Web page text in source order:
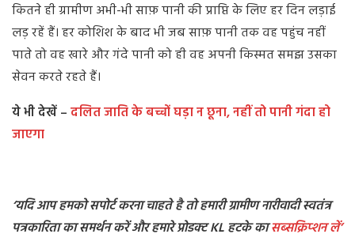
कितने ही ग्रामीण अभी-भी साफ़ पानी की प्राप्ति के लिए हर दिन लड़ाई
लड़ रहें हैं। हर कोशिश के बाद भी जब साफ़ पानी तक वह पहुंच नहीं
पाते तो वह खारे और गंदे पानी को ही वह अपनी किस्मत समझ उसका
सेवन करते रहते हैं।
ये भी देखें –दलित जाति के बच्चों घड़ा न छूना, नहीं तो पानी गंदा हो
जाएगा
‘यदि आप हमको सपोर्ट करना चाहते है तो हमारी ग्रामीण नारीवादी स्वतंत्र
पत्रकारिता का समर्थन करें और हमारे प्रोडक्ट KL हटके कासब्सक्रिप्शनलें’